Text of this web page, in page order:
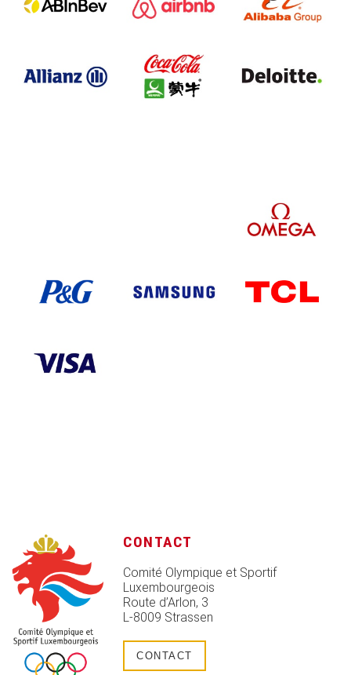
CONTACT
Comité Olympique et Sportif
Luxembourgeois
Route d’Arlon, 3
L-8009 Strassen
CONTACT